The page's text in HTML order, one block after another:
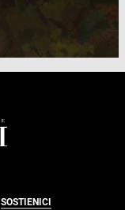
SOSTIENICI